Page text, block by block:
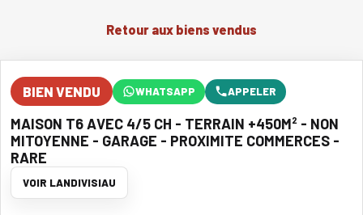
Retour aux biens vendus
BIEN VENDU WHATSAPP APPELER
MAISON T6 AVEC 4/5 CH - TERRAIN +450M² - NON
MITOYENNE - GARAGE - PROXIMITE COMMERCES -
RARE
VOIR LANDIVISIAU